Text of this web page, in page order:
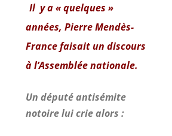
Il y a « quelques »
années, Pierre Mendès-
France faisait un discours
àl’Assemblée nationale.
Un député antisémite
notoire lui crie alors :